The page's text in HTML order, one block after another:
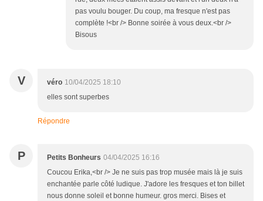
pas voulu bouger. Du coup, ma fresque n'est pas
complète !<br /> Bonne soirée à vous deux.<br />
Bisous
V véro 10/04/2025 18:10
elles sont superbes
Répondre
P Petits Bonheurs 04/04/2025 16:16
Coucou Erika,<br /> Je ne suis pas trop musée mais là je suis
enchantée parle côté ludique. J'adore les fresques et ton billet
nous donne soleil et bonne humeur. gros merci. Bises et